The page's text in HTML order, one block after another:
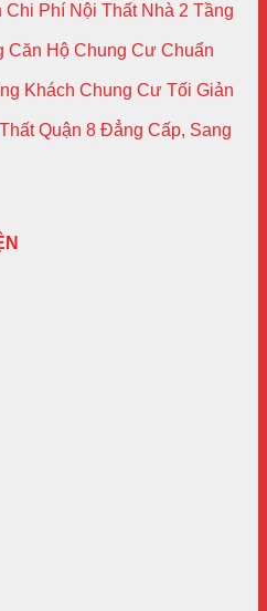
Chi Phí Nội Thất Nhà 2 Tầng
Căn Hộ Chung Cư Chuẩn
Khách Chung Cư Tối Giản
Quận 8 Đẳng Cấp, Sang